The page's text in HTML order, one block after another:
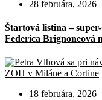
28 februára, 2026
Štartová listina –
Federica Brignoneová
18 februára, 2026